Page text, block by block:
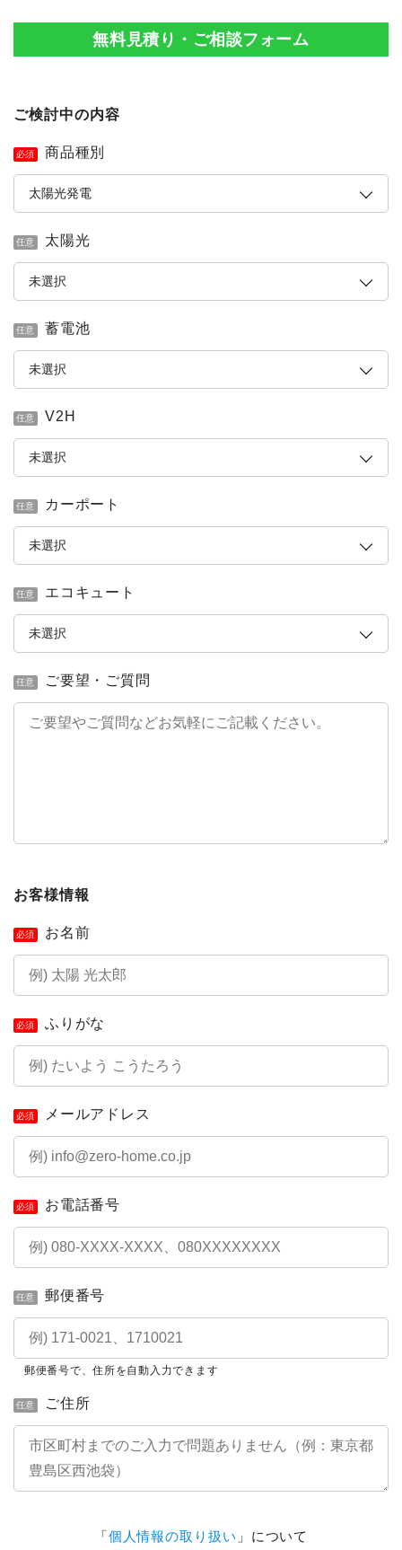
無料見積り・ご相談フォーム
ご検討中の内容
必須 商品種別
任意 太陽光
任意 蓄電池
任意 V2H
任意 カーポート
任意 エコキュート
任意 ご要望・ご質問
お客様情報
必須 お名前
必須 ふりがな
必須 メールアドレス
必須 お電話番号
任意 郵便番号
郵便番号で、住所を自動入力できます
任意 ご住所
「個人情報の取り扱い 」について